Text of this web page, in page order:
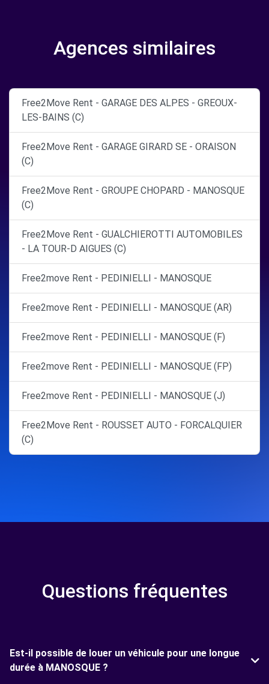
Agences similaires
Free2Move Rent - GARAGE DES ALPES - GREOUX-
LES-BAINS (C)
Free2Move Rent - GARAGE GIRARD SE - ORAISON
(C)
Free2Move Rent - GROUPE CHOPARD - MANOSQUE
(C)
Free2Move Rent - GUALCHIEROTTI AUTOMOBILES
- LA TOUR-D AIGUES (C)
Free2move Rent - PEDINIELLI - MANOSQUE
Free2move Rent - PEDINIELLI - MANOSQUE (AR)
Free2move Rent - PEDINIELLI - MANOSQUE (F)
Free2move Rent - PEDINIELLI - MANOSQUE (FP)
Free2move Rent - PEDINIELLI - MANOSQUE (J)
Free2Move Rent - ROUSSET AUTO - FORCALQUIER
(C)
Questions fréquentes
Est-il possible de louer un véhicule pour une longue
durée à MANOSQUE ?